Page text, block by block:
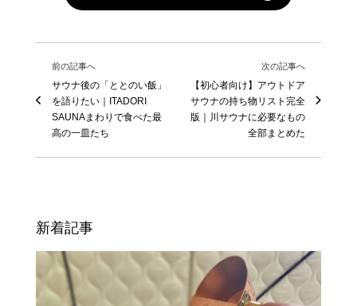
前の記事へ
サウナ後の「ととのい飯」
を語りたい｜ITADORI
SAUNAまわりで食べた最
高の一皿たち
次の記事へ
【初心者向け】アウトドア
サウナの持ち物リスト完全
版｜川サウナに必要なもの
全部まとめた
新着記事